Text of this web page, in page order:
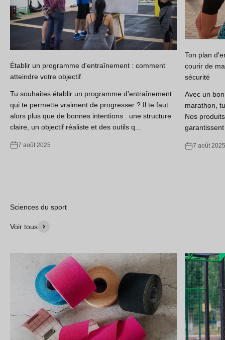
Établir un programme d'entraînement : comment
atteindre votre objectif
Tu souhaites établir un programme d'entraînement
qui te permette vraiment de progresser ? Il te faut
alors plus que de bonnes intentions : une structure
claire, un objectif réaliste et des outils q...
7 août 2025
Ton plan
courir de
sécurité
Avec un
marathon,
Nos
7 août 2025
Sciences du sport
Voir tous